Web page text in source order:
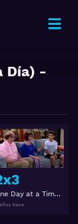
Día) -
Ver
One Day at a Time (Día a Día) 2x3
hace